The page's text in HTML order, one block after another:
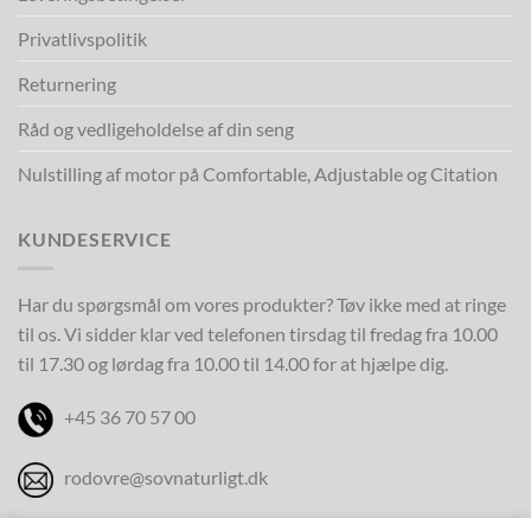
Privatlivspolitik
Returnering
Råd og vedligeholdelse af din seng
Nulstilling af motor på Comfortable, Adjustable og Citation
KUNDESERVICE
Har du spørgsmål om vores produkter? Tøv ikke med at ringe
til os. Vi sidder klar ved telefonen tirsdag til fredag fra 10.00
til 17.30 og lørdag fra 10.00 til 14.00 for at hjælpe dig.
+45 36 70 57 00
rodovre@sovnaturligt.dk